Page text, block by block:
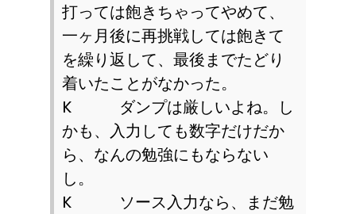
打っては飽きちゃってやめて、
一ヶ月後に再挑戦しては飽きて
を繰り返して、最後までたどり
着いたことがなかった。
Kダンプは厳しいよね。し
かも、入力しても数字だけだか
ら、なんの勉強にもならない
し。
Kソース入力なら、まだ勉